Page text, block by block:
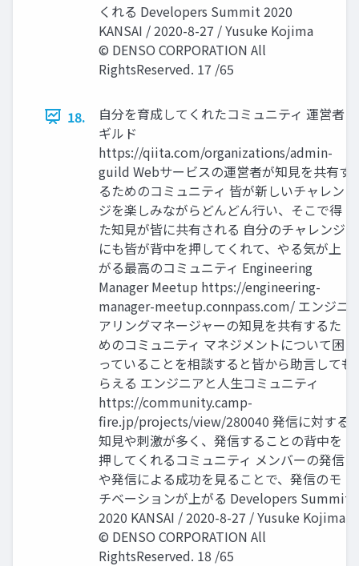
くれる Developers Summit 2020
KANSAI / 2020-8-27 / Yusuke Kojima
© DENSO CORPORATION All
RightsReserved. 17 /65
18.
自分を育成してくれたコミュニティ 運営者
ギルド
https://qiita.com/organizations/admin-
guild Webサービスの運営者が知見を共有す
るためのコミュニティ 皆が新しいチャレン
ジを楽しみながらどんどん行い、そこで得
た知見が皆に共有される 自分のチャレンジ
にも皆が背中を押してくれて、やる気が上
がる最高のコミュニティ Engineering
Manager Meetup https://engineering-
manager-meetup.connpass.com/ エンジニ
アリングマネージャーの知見を共有するた
めのコミュニティ マネジメントについて困
っていることを相談すると皆から助言しても
らえる エンジニアと人生コミュニティ
https://community.camp-
fire.jp/projects/view/280040 発信に対する
知見や刺激が多く、発信することの背中を
押してくれるコミュニティ メンバーの発信
や発信による成功を見ることで、発信のモ
チベーションが上がる Developers Summit
2020 KANSAI / 2020-8-27 / Yusuke Kojima
© DENSO CORPORATION All
RightsReserved. 18 /65